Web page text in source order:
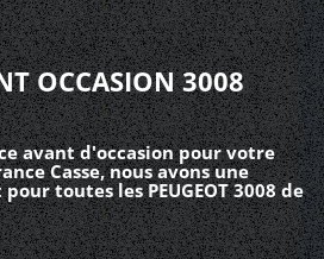
OCCASION 3008
avant d'occasion pour votre
Casse, nous avons une
toutes les PEUGEOT 3008 de